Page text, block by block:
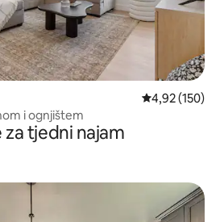
Prosječna
4,92 (150)
i ognjištem
za tjedni najam
s oznakom „Odabrali gosti”